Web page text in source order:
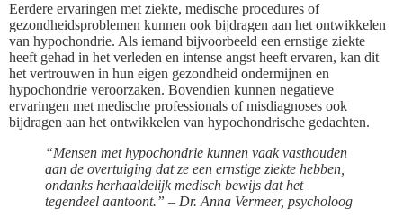
Eerdere ervaringen met ziekte, medische procedures of
gezondheidsproblemen kunnen ook bijdragen aan het ontwikkelen
van hypochondrie. Als iemand bijvoorbeeld een ernstige ziekte
heeft gehad in het verleden en intense angst heeft ervaren, kan dit
het vertrouwen in hun eigen gezondheid ondermijnen en
hypochondrie veroorzaken. Bovendien kunnen negatieve
ervaringen met medische professionals of misdiagnoses ook
bijdragen aan het ontwikkelen van hypochondrische gedachten.
“Mensen met hypochondrie kunnen vaak vasthouden
aan de overtuiging dat ze een ernstige ziekte hebben,
ondanks herhaaldelijk medisch bewijs dat het
tegendeel aantoont.” – Dr. Anna Vermeer, psycholoog